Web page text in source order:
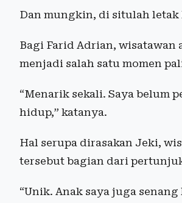
Dan mungkin, di situlah letak
Bagi Farid Adrian, wisatawan
menjadi salah satu momen
“Menarik sekali. Saya belum
hidup,” katanya.
Hal serupa dirasakan Jeki,
tersebut bagian dari
“Unik. Anak saya juga